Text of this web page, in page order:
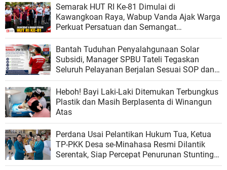
Semarak HUT RI Ke-81 Dimulai di
Kawangkoan Raya, Wabup Vanda Ajak Warga
Perkuat Persatuan dan Semangat
Kebangsaan
Bantah Tuduhan Penyalahgunaan Solar
Subsidi, Manager SPBU Tateli Tegaskan
Seluruh Pelayanan Berjalan Sesuai SOP dan
Regulasi
Heboh! Bayi Laki-Laki Ditemukan Terbungkus
Plastik dan Masih Berplasenta di Winangun
Atas
Perdana Usai Pelantikan Hukum Tua, Ketua
TP-PKK Desa se-Minahasa Resmi Dilantik
Serentak, Siap Percepat Penurunan Stunting
dan Perkuat Ketahanan Keluarga